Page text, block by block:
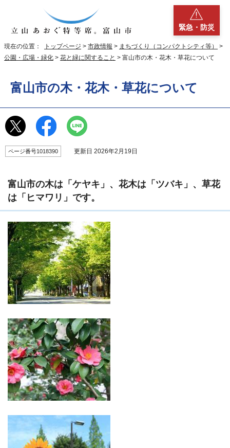
緊急・防災
現在の位置： トップページ > 市政情報 > まちづくり（コンパクトシティ等）
>
公園・広場・緑化 > 花と緑に関すること > 富山市の木・花木・草花について
富山市の木・花木・草花について
ページ番号1018390 更新日 2026年2月19日
富山市の木は「ケヤキ」、花木は「ツバキ」、草花
は「ヒマワリ」です。